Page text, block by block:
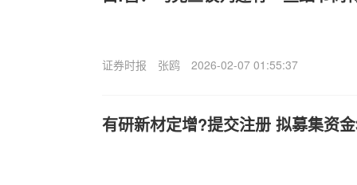
证券时报 张鸥 2026-02-07 01:55:37
有研新材定增?提交注册 拟募集资